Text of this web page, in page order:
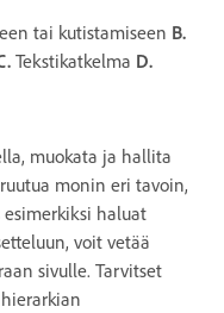
tai kutistamiseen B.
Tekstikatkelma D.
muokata ja hallita
monin eri tavoin,
esimerkiksi haluat
voit vetää
sivulle. Tarvitset